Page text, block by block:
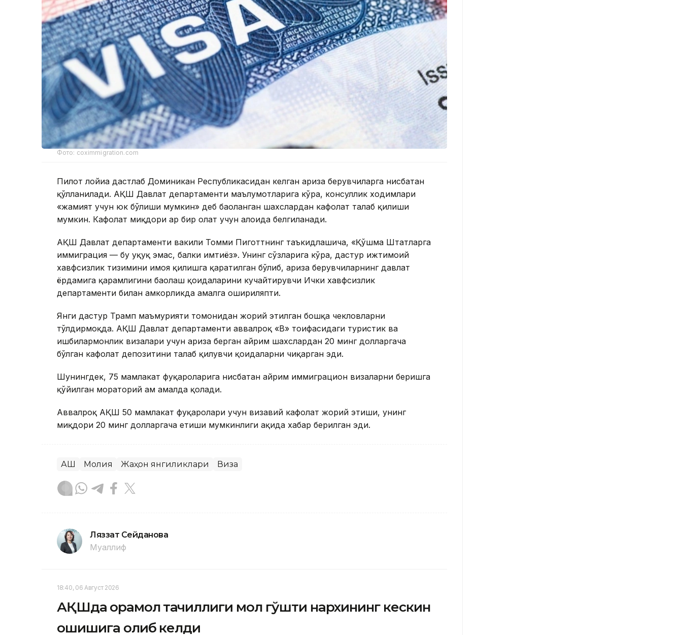
Фото: coximmigration.com
Пилот лойиҳа дастлаб Доминикан Республикасидан келган ариза берувчиларга нисбатан
қўлланилади. АҚШ Давлат департаменти маълумотларига кўра, консуллик ходимлари
«жамият учун юк бўлиши мумкин» деб баҳоланган шахслардан кафолат талаб қилиши
мумкин. Кафолат миқдори ҳар бир ҳолат учун алоҳида белгиланади.
АҚШ Давлат департаменти вакили Томми Пиготтнинг таъкидлашича, «Қўшма Штатларга
иммиграция — бу ҳуқуқ эмас, балки имтиёз». Унинг сўзларига кўра, дастур ижтимоий
хавфсизлик тизимини ҳимоя қилишга қаратилган бўлиб, ариза берувчиларнинг давлат
ёрдамига қарамлигини баҳолаш қоидаларини кучайтирувчи Ички хавфсизлик
департаменти билан ҳамкорликда амалга ошириляпти.
Янги дастур Трамп маъмурияти томонидан жорий этилган бошқа чекловларни
тўлдирмоқда. АҚШ Давлат департаменти аввалроқ «B» тоифасидаги туристик ва
ишбилармонлик визалари учун ариза берган айрим шахслардан 20 минг долларгача
бўлган кафолат депозитини талаб қилувчи қоидаларни чиқарган эди.
Шунингдек, 75 мамлакат фуқароларига нисбатан айрим иммиграцион визаларни беришга
қўйилган мораторий ҳам амалда қолади.
Аввалроқ АҚШ 50 мамлакат фуқаролари учун визавий кафолат жорий этиши, унинг
миқдори 20 минг долларгача етиши мумкинлиги ҳақида хабар берилган эди.
АҚШ Молия Жаҳон янгиликлари Виза
Ляззат Сейданова
Муаллиф
18:40, 06 Август 2026
АҚШда қорамол тақчиллиги мол гўшти нархининг кескин
ошишига олиб келди